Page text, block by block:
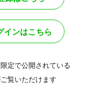
インはこちら
定で公開されている
覧いただけます